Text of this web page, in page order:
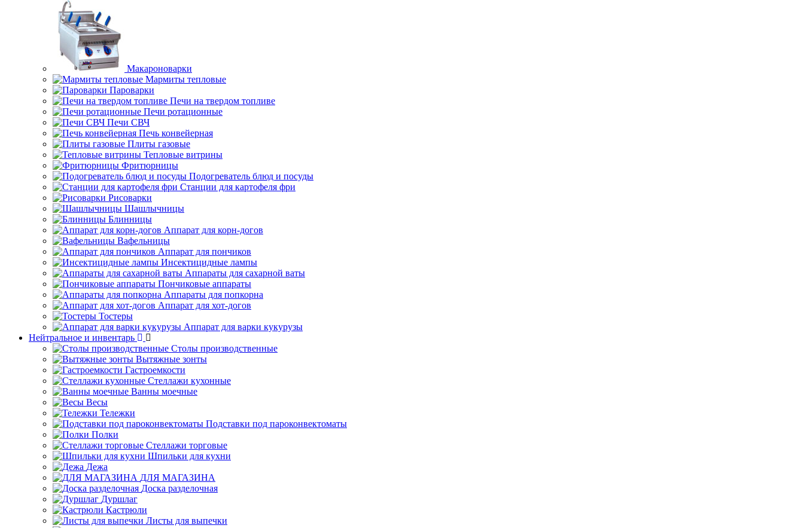
Макароноварки
Мармиты тепловые
Пароварки
Печи на твердом топливе
Печи ротационные
Печи СВЧ
Печь конвейерная
Плиты газовые
Тепловые витрины
Фритюрницы
Подогреватель блюд и посуды
Станции для картофеля фри
Рисоварки
Шашлычницы
Блинницы
Аппарат для корн-догов
Вафельницы
Аппарат для пончиков
Инсектицидные лампы
Аппараты для сахарной ваты
Пончиковые аппараты
Аппараты для попкорна
Аппарат для хот-догов
Тостеры
Аппарат для варки кукурузы
Нейтральное и инвентарь
Столы производственные
Вытяжные зонты
Гастроемкости
Стеллажи кухонные
Ванны моечные
Весы
Тележки
Подставки под пароконвектоматы
Полки
Стеллажи торговые
Шпильки для кухни
Дежа
ДЛЯ МАГАЗИНА
Доска разделочная
Дуршлаг
Кастрюли
Листы для выпечки